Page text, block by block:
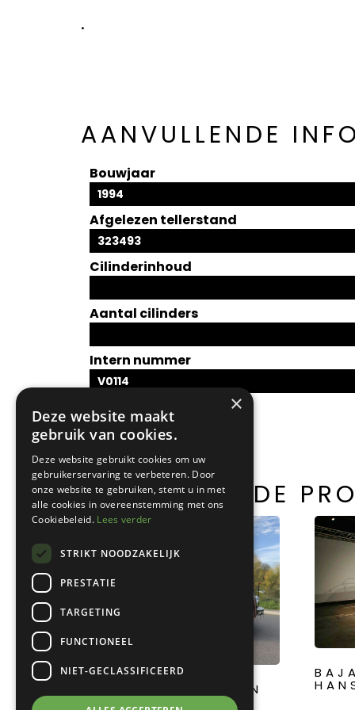
.
AANVULLENDE
Bouwjaar
1994
Afgelezen tellerstand
323493
Cilinderinhoud
Aantal cilinders
Intern nummer
V0114
GERELATEERDE
LANCIA CP/48 OPEN
LAADBAK
×
Deze website maakt
gebruik van cookies.
Deze website gebruikt cookies om uw
gebruikerservaring te verbeteren. Door
onze website te gebruiken, stemt u in met
alle cookies in overeenstemming met ons
Cookiebeleid. Lees verder
STRIKT NOODZAKELIJK
PRESTATIE
TARGETING
FUNCTIONEEL
NIET-GECLASSIFICEERD